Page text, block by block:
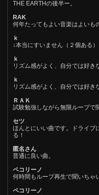
THE EARTHの後半ー。
RAK
何年たってもよい音楽はよいも
ｋ
↓本当にすいません（２個ある）
ｋ
リズム感がよく、自分では好き
ｋ
リズム感がよく、自分では好き
ＲＡＫ
試験勉強しながら無限ループで
セツ
ほんとにいい曲です。ドライブ
る！
匿名さん
普通に良い曲。
ペコリーノ
何時間もループ再生で聞いちゃ
ペコリーノ